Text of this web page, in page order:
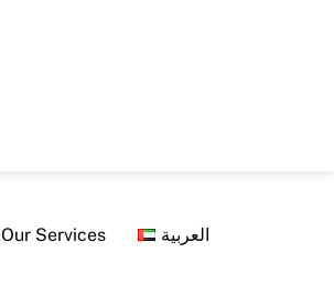
Our Services العربية